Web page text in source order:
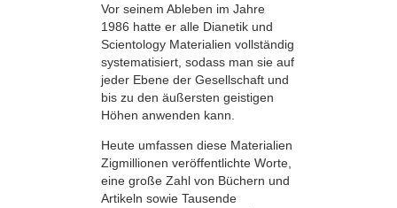
Vor seinem Ableben im Jahre
1986 hatte er alle Dianetik und
Scientology Materialien vollständig
systematisiert, sodass man sie auf
jeder Ebene der Gesellschaft und
bis zu den äußersten geistigen
Höhen anwenden kann.
Heute umfassen diese Materialien
Zigmillionen veröffentlichte Worte,
eine große Zahl von Büchern und
Artikeln sowie Tausende